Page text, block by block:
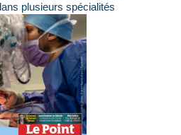
plusieurs spécialités